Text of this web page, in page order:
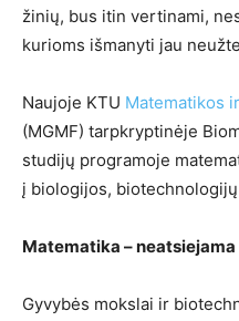
žinių, bus itin vertinami,
kurioms išmanyti jau
Naujoje KTU Matematikos
(MGMF) tarpkryptinėje
studijų programoje
į biologijos,
Matematika –
Gyvybės mokslai ir